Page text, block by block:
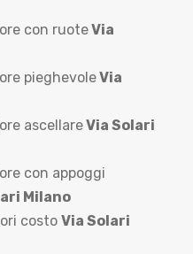
con ruoteVia
pieghevoleVia
ascellareVia Solari
con appoggi
Milano
costo Via Solari